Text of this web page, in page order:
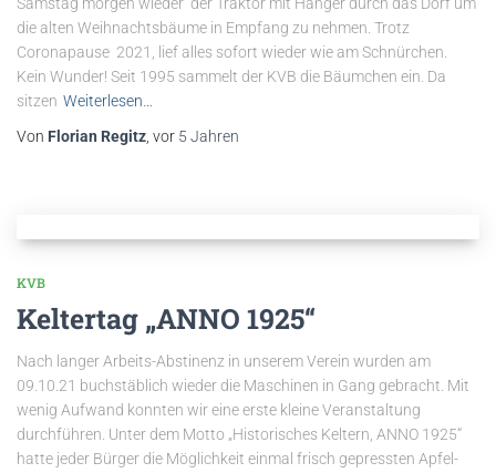
Samstag morgen wieder der Traktor mit Hänger durch das Dorf um
die alten Weihnachtsbäume in Empfang zu nehmen. Trotz
Coronapause 2021, lief alles sofort wieder wie am Schnürchen.
Kein Wunder! Seit 1995 sammelt der KVB die Bäumchen ein. Da
sitzen Weiterlesen…
Von Florian Regitz, vor 5 Jahren
KVB
Keltertag „ANNO 1925“
Nach langer Arbeits-Abstinenz in unserem Verein wurden am
09.10.21 buchstäblich wieder die Maschinen in Gang gebracht. Mit
wenig Aufwand konnten wir eine erste kleine Veranstaltung
durchführen. Unter dem Motto „Historisches Keltern, ANNO 1925“
hatte jeder Bürger die Möglichkeit einmal frisch gepressten Apfel-